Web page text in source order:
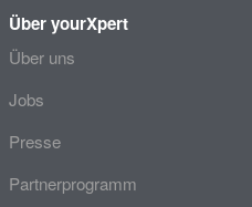
Über yourXpert
Über uns
Jobs
Presse
Partnerprogramm